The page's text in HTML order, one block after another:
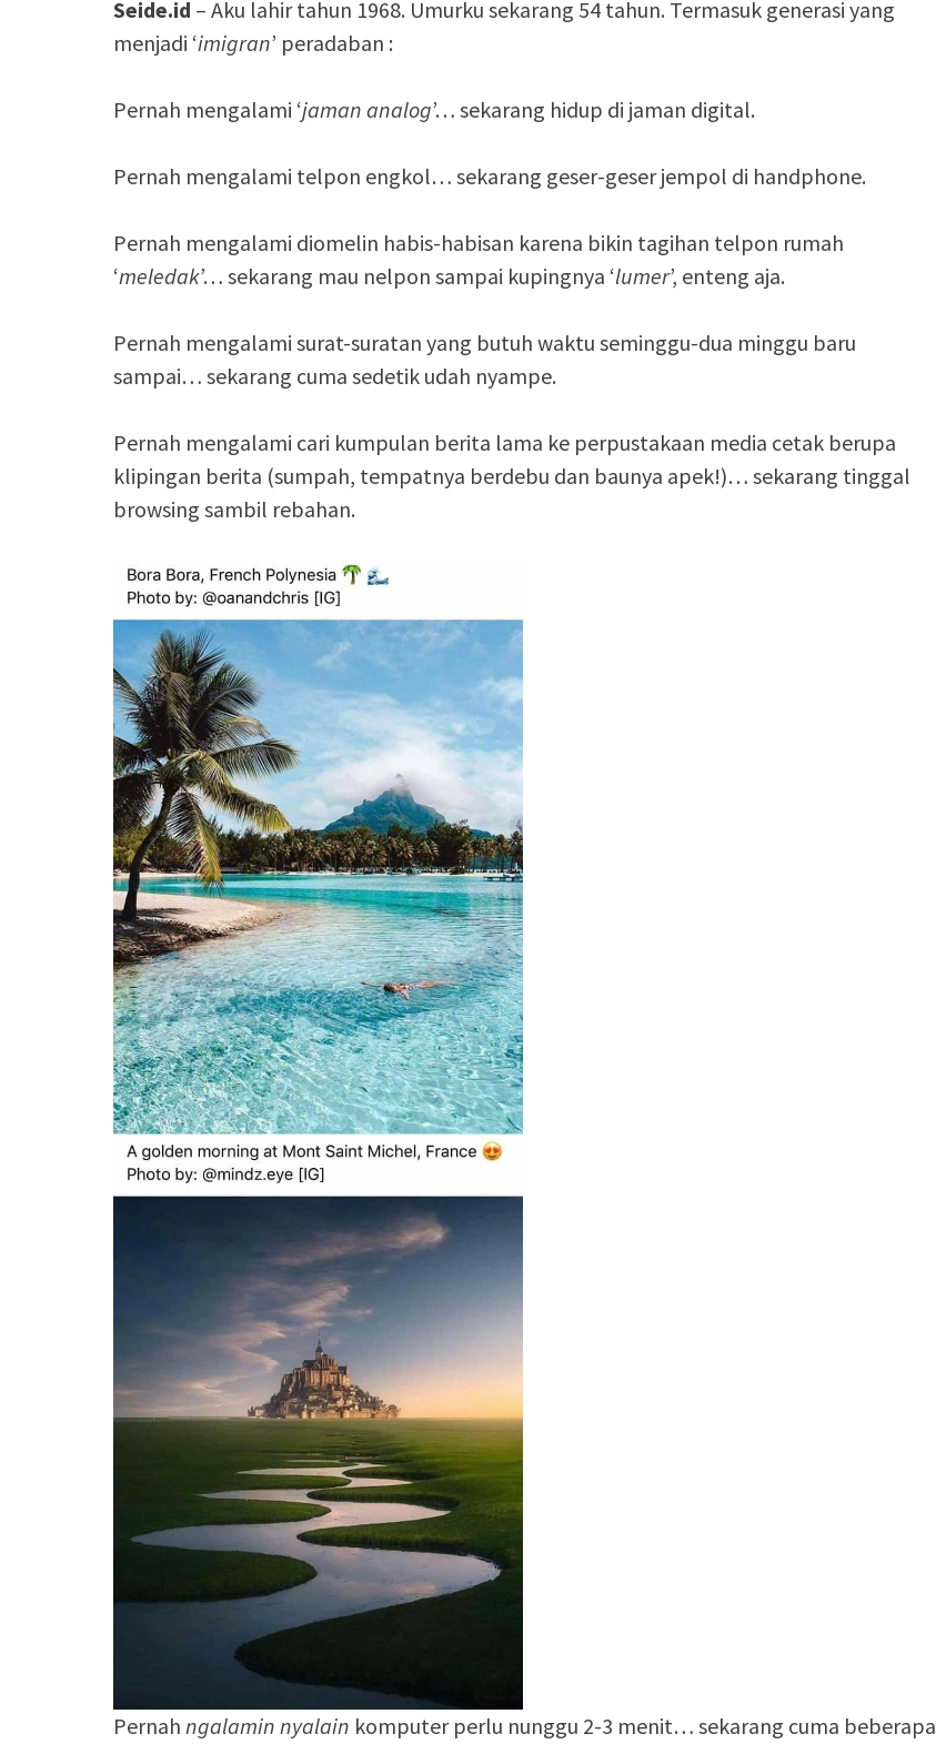
Seide.id – Aku lahir tahun 1968. Umurku sekarang 54 tahun. Termasuk generasi yang
menjadi ‘imigran’ peradaban :
Pernah mengalami ‘jaman analog’… sekarang hidup di jaman digital.
Pernah mengalami telpon engkol… sekarang geser-geser jempol di handphone.
Pernah mengalami diomelin habis-habisan karena bikin tagihan telpon rumah
‘meledak’… sekarang mau nelpon sampai kupingnya ‘lumer’, enteng aja.
Pernah mengalami surat-suratan yang butuh waktu seminggu-dua minggu baru
sampai… sekarang cuma sedetik udah nyampe.
Pernah mengalami cari kumpulan berita lama ke perpustakaan media cetak berupa
klipingan berita (sumpah, tempatnya berdebu dan baunya apek!)… sekarang tinggal
browsing sambil rebahan.
Pernah ngalamin nyalain komputer perlu nunggu 2-3 menit… sekarang cuma beberapa